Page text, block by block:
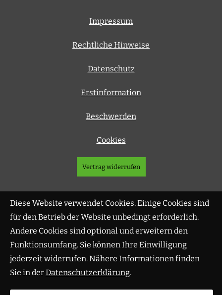
Impressum
Rechtliche Hinweise
Datenschutz
Erstinformation
Beschwerden
Cookies
Vertrag widerrufen
Diese Website verwendet Cookies. Einige Cookies sind
für den Betrieb der Website unbedingt erforderlich.
Andere Cookies sind optional und erweitern den
Funktionsumfang. Sie können Ihre Einwilligung
jederzeit widerrufen. Nähere Informationen finden
Sie in derDatenschutzerklärung.